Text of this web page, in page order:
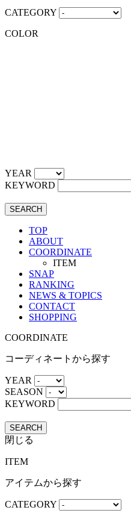
CATEGORY
COLOR
YEAR
KEYWORD
SEARCH
TOP
ABOUT
COORDINATE
ITEM
SNAP
RANKING
NEWS & TOPICS
CONTACT
SHOPPING
COORDINATE
コーディネートから探す
YEAR
SEASON
KEYWORD
SEARCH
閉じる
ITEM
アイテムから探す
CATEGORY